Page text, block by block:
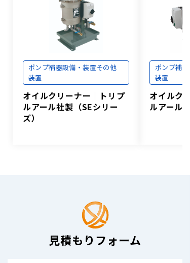
ポンプ補器設備・装置その他
装置
オイルクリーナー│トリプ
ルアール社製（SEシリー
ズ）
ポンプ補器
装置
オイルク
ルアール
見積もりフォーム